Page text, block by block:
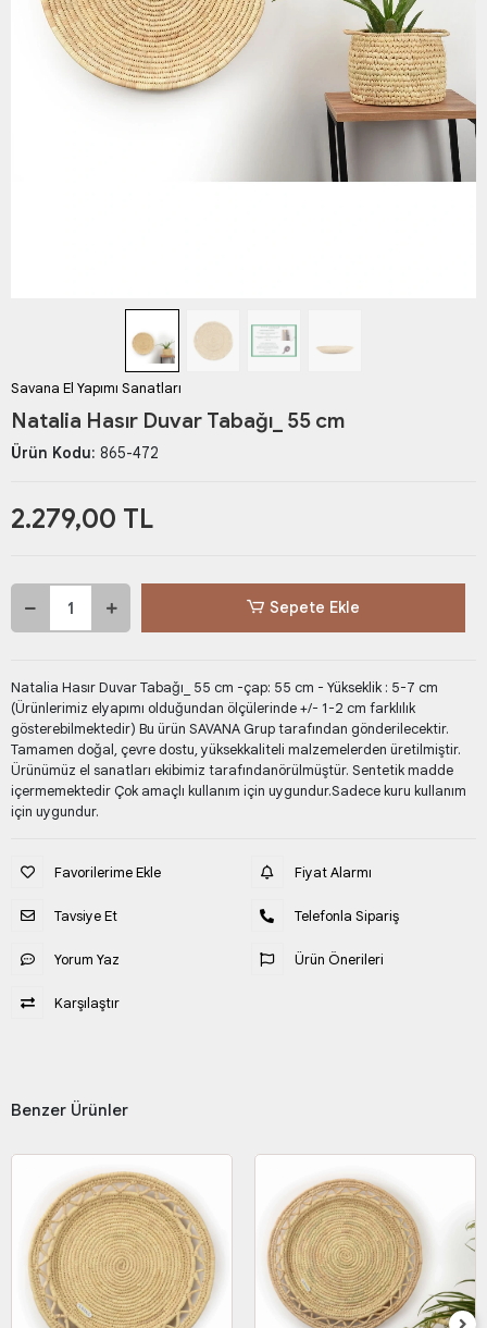
Savana El Yapımı Sanatları
Natalia Hasır Duvar Tabağı_ 55 cm
Ürün Kodu: 865-472
2.279,00 TL
Sepete Ekle
Natalia Hasır Duvar Tabağı_ 55 cm -çap: 55 cm - Yükseklik : 5-7 cm
(Ürünlerimiz elyapımı olduğundan ölçülerinde +/- 1-2 cm farklılık
gösterebilmektedir) Bu ürün SAVANA Grup tarafından gönderilecektir.
Tamamen doğal, çevre dostu, yüksekkaliteli malzemelerden üretilmiştir.
Ürünümüz el sanatları ekibimiz tarafındanörülmüştür. Sentetik madde
içermemektedir Çok amaçlı kullanım için uygundur.Sadece kuru kullanım
için uygundur.
Favorilerime Ekle
Tavsiye Et
Yorum Yaz
Karşılaştır
Fiyat Alarmı
Telefonla Sipariş
Ürün Önerileri
Benzer Ürünler